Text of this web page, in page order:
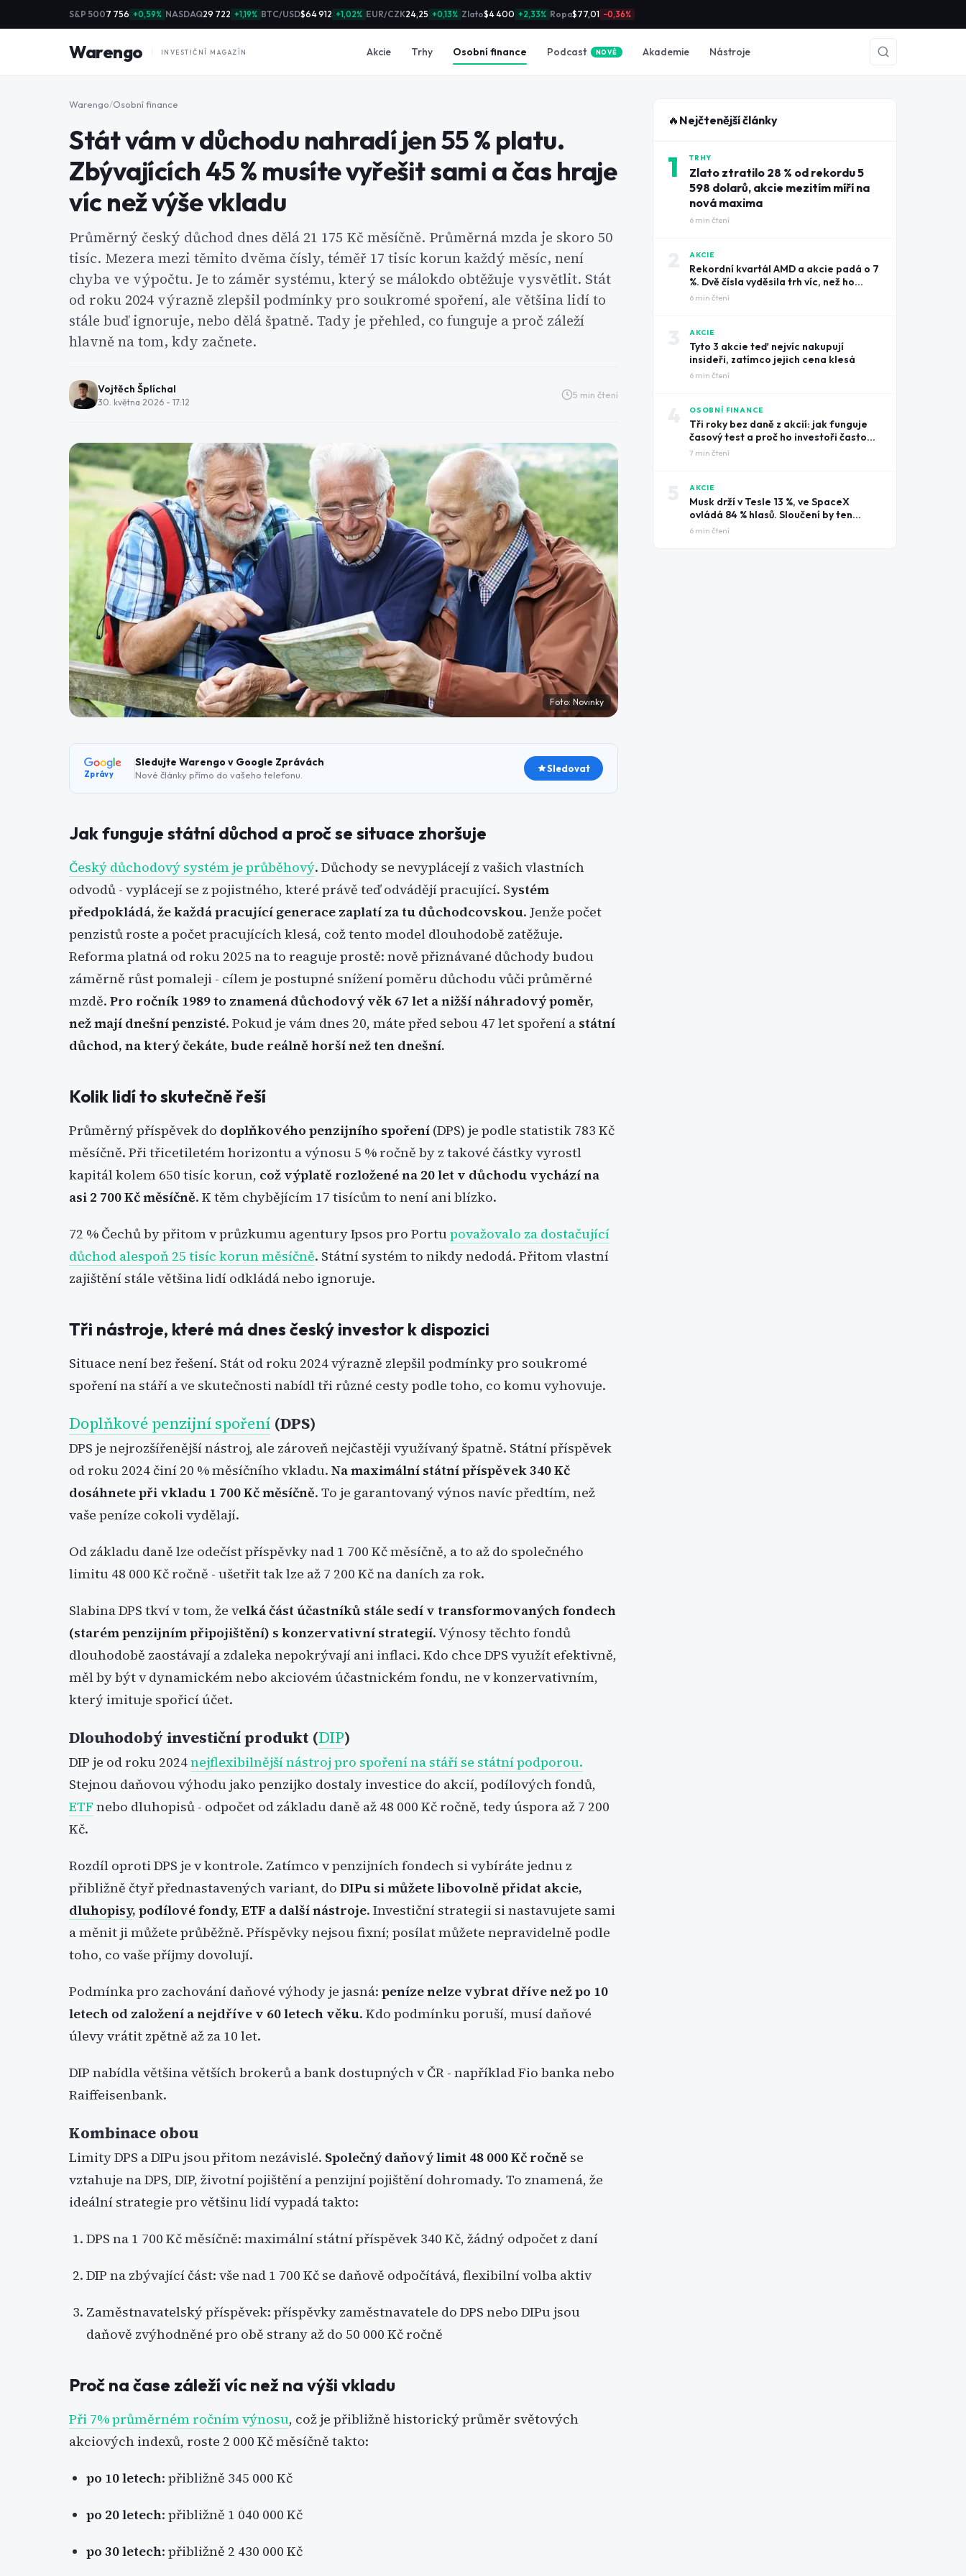
S&P 5007 756 +0,59% NASDAQ29 722 +1,19% BTC/USD$64 912 +1,02% EUR/CZK24,25 +0,13% Zlato$4 400 +2,33% Ropa$77,01 −0,36%
Warengo INVESTIČNÍ MAGAZÍN Akcie Trhy Osobní finance Podcast NOVÉ Akademie Nástroje
Warengo/Osobní finance
Stát vám v důchodu nahradí jen 55 % platu.
Zbývajících 45 % musíte vyřešit sami a čas hraje
víc než výše vkladu
Průměrný český důchod dnes dělá 21 175 Kč měsíčně. Průměrná mzda je skoro 50
tisíc. Mezera mezi těmito dvěma čísly, téměř 17 tisíc korun každý měsíc, není
chyba ve výpočtu. Je to záměr systému, který se málokdo obtěžuje vysvětlit. Stát
od roku 2024 výrazně zlepšil podmínky pro soukromé spoření, ale většina lidí to
stále buď ignoruje, nebo dělá špatně. Tady je přehled, co funguje a proč záleží
hlavně na tom, kdy začnete.
Vojtěch Šplíchal
30. května 2026 - 17:12
5 min čtení
Foto: Novinky
Zprávy
Sledujte Warengo v Google Zprávách
Nové články přímo do vašeho telefonu.
Sledovat
Jak funguje státní důchod a proč se situace zhoršuje
Český důchodový systém je průběhový. Důchody se nevyplácejí z vašich vlastních
odvodů - vyplácejí se z pojistného, které právě teď odvádějí pracující. Systém
předpokládá, že každá pracující generace zaplatí za tu důchodcovskou. Jenže počet
penzistů roste a počet pracujících klesá, což tento model dlouhodobě zatěžuje.
Reforma platná od roku 2025 na to reaguje prostě: nově přiznávané důchody budou
záměrně růst pomaleji - cílem je postupné snížení poměru důchodu vůči průměrné
mzdě. Pro ročník 1989 to znamená důchodový věk 67 let a nižší náhradový poměr,
než mají dnešní penzisté. Pokud je vám dnes 20, máte před sebou 47 let spoření a státní
důchod, na který čekáte, bude reálně horší než ten dnešní.
Kolik lidí to skutečně řeší
Průměrný příspěvek do doplňkového penzijního spoření (DPS) je podle statistik 783 Kč
měsíčně. Při třicetiletém horizontu a výnosu 5 % ročně by z takové částky vyrostl
kapitál kolem 650 tisíc korun, což výplatě rozložené na 20 let v důchodu vychází na
asi 2 700 Kč měsíčně. K těm chybějícím 17 tisícům to není ani blízko.
72 % Čechů by přitom v průzkumu agentury Ipsos pro Portupovažovalo za dostačující
důchod alespoň 25 tisíc korun měsíčně. Státní systém to nikdy nedodá. Přitom vlastní
zajištění stále většina lidí odkládá nebo ignoruje.
Tři nástroje, které má dnes český investor k dispozici
Situace není bez řešení. Stát od roku 2024 výrazně zlepšil podmínky pro soukromé
spoření na stáří a ve skutečnosti nabídl tři různé cesty podle toho, co komu vyhovuje.
Doplňkové penzijní spoření (DPS)
DPS je nejrozšířenější nástroj, ale zároveň nejčastěji využívaný špatně. Státní příspěvek
od roku 2024 činí 20 % měsíčního vkladu. Na maximální státní příspěvek 340 Kč
dosáhnete při vkladu 1 700 Kč měsíčně. To je garantovaný výnos navíc předtím, než
vaše peníze cokoli vydělají.
Od základu daně lze odečíst příspěvky nad 1 700 Kč měsíčně, a to až do společného
limitu 48 000 Kč ročně - ušetřit tak lze až 7 200 Kč na daních za rok.
Slabina DPS tkví v tom, že velká část účastníků stále sedí v transformovaných fondech
(starém penzijním připojištění) s konzervativní strategií. Výnosy těchto fondů
dlouhodobě zaostávají a zdaleka nepokrývají ani inflaci. Kdo chce DPS využít efektivně,
měl by být v dynamickém nebo akciovém účastnickém fondu, ne v konzervativním,
který imituje spořicí účet.
Dlouhodobý investiční produkt (DIP)
DIP je od roku 2024nejflexibilnější nástroj pro spoření na stáří se státní podporou.
Stejnou daňovou výhodu jako penzijko dostaly investice do akcií, podílových fondů,
ETF nebo dluhopisů - odpočet od základu daně až 48 000 Kč ročně, tedy úspora až 7 200
Kč.
Rozdíl oproti DPS je v kontrole. Zatímco v penzijních fondech si vybíráte jednu z
přibližně čtyř přednastavených variant, do DIPu si můžete libovolně přidat akcie,
dluhopisy, podílové fondy, ETF a další nástroje. Investiční strategii si nastavujete sami
a měnit ji můžete průběžně. Příspěvky nejsou fixní; posílat můžete nepravidelně podle
toho, co vaše příjmy dovolují.
Podmínka pro zachování daňové výhody je jasná: peníze nelze vybrat dříve než po 10
letech od založení a nejdříve v 60 letech věku. Kdo podmínku poruší, musí daňové
úlevy vrátit zpětně až za 10 let.
DIP nabídla většina větších brokerů a bank dostupných v ČR - například Fio banka nebo
Raiffeisenbank.
Kombinace obou
Limity DPS a DIPu jsou přitom nezávislé. Společný daňový limit 48 000 Kč ročně se
vztahuje na DPS, DIP, životní pojištění a penzijní pojištění dohromady. To znamená, že
ideální strategie pro většinu lidí vypadá takto:
DPS na 1 700 Kč měsíčně: maximální státní příspěvek 340 Kč, žádný odpočet z daní
DIP na zbývající část: vše nad 1 700 Kč se daňově odpočítává, flexibilní volba aktiv
Zaměstnavatelský příspěvek: příspěvky zaměstnavatele do DPS nebo DIPu jsou
daňově zvýhodněné pro obě strany až do 50 000 Kč ročně
Proč na čase záleží víc než na výši vkladu
Při 7% průměrném ročním výnosu, což je přibližně historický průměr světových
akciových indexů, roste 2 000 Kč měsíčně takto:
po 10 letech: přibližně 345 000 Kč
po 20 letech: přibližně 1 040 000 Kč
po 30 letech: přibližně 2 430 000 Kč
🔥 Nejčtenější články
1 TRHY
Zlato ztratilo 28 % od rekordu 5
598 dolarů, akcie mezitím míří na
nová maxima
6 min čtení
AKCIE
Rekordní kvartál AMD a akcie padá o 7
%. Dvě čísla vyděsila trh víc, než ho
potěšily tržby
6 min čtení
AKCIE
Tyto 3 akcie teď nejvíc nakupují
insideři, zatímco jejich cena klesá
6 min čtení
OSOBNÍ FINANCE
Tři roky bez daně z akcií: jak funguje
časový test a proč ho investoři často
prošvihnou
7 min čtení
AKCIE
Musk drží v Tesle 13 %, ve SpaceX
ovládá 84 % hlasů. Sloučení by ten
rozdíl smazalo
6 min čtení